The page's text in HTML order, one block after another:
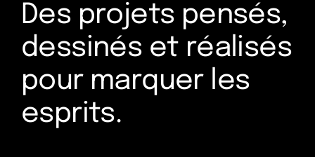
Des projets pensés,
dessinés et réalisés
pour marquer les
esprits.